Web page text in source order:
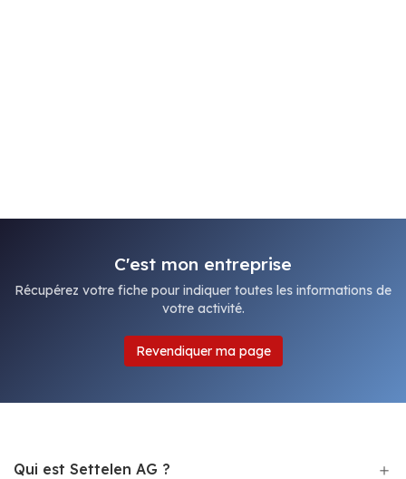
C'est mon entreprise
Récupérez votre fiche pour indiquer toutes les informations de
votre activité.
Revendiquer ma page
Qui est Settelen AG ?